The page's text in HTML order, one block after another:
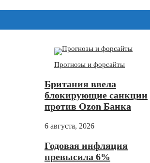
Прогнозы и форсайты
Британия ввела
блокирующие санкции
против Ozon Банка
6 августа, 2026
Годовая инфляция
превысила 6%